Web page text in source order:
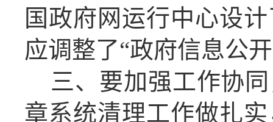
国政府网运行中心设
应调整了“政府信息公
三、要加强工作协
章系统清理工作做扎